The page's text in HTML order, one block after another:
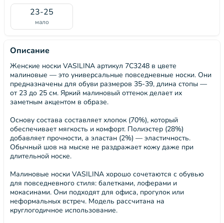
23-25
мало
Описание
Женские носки VASILINA артикул 7С3248 в цвете
малиновые — это универсальные повседневные носки. Они
предназначены для обуви размеров 35-39, длина стопы —
от 23 до 25 см. Яркий малиновый оттенок делает их
заметным акцентом в образе.
Основу состава составляет хлопок (70%), который
обеспечивает мягкость и комфорт. Полиэстер (28%)
добавляет прочности, а эластан (2%) — эластичность.
Обычный шов на мыске не раздражает кожу даже при
длительной носке.
Малиновые носки VASILINA хорошо сочетаются с обувью
для повседневного стиля: балетками, лоферами и
мокасинами. Они подходят для офиса, прогулок или
неформальных встреч. Модель рассчитана на
круглогодичное использование.